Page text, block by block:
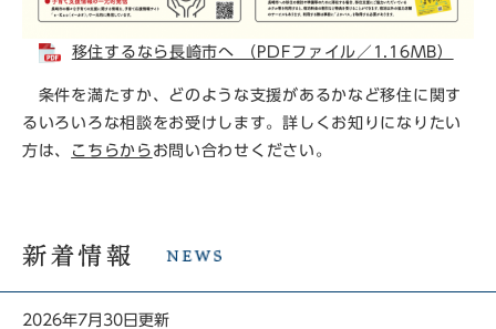
移住するなら長崎市へ （PDFファイル／1.16MB）
条件を満たすか、どのような支援があるかなど移住に関す
るいろいろな相談をお受けします。詳しくお知りになりたい
方は、
こちらから お問い合わせください。
2026年7月30日更新